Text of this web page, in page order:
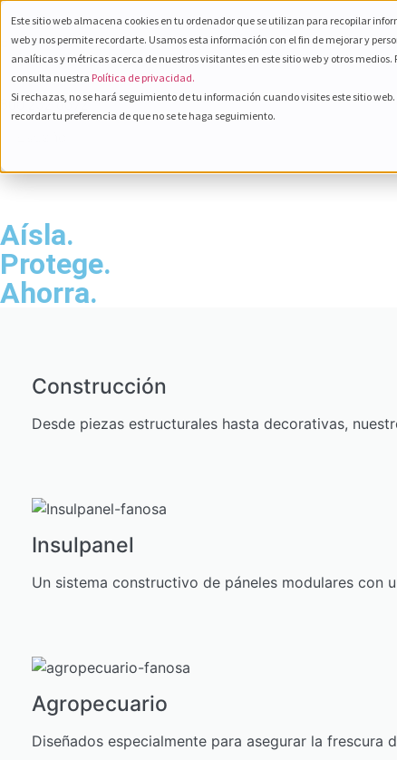
Este sitio web almacena cookies en tu ordenador que se utilizan para recopilar
web y nos permite recordarte. Usamos esta información con el fin de mejorar y
analíticas y métricas acerca de nuestros visitantes en este sitio web y otros medios.
consulta nuestra Política de privacidad.
Si rechazas, no se hará seguimiento de tu información cuando visites este sitio
recordar tu preferencia de que no se te haga seguimiento.
800 232 6672
Aísla.
Protege.
Ahorra.
Construcción
Desde piezas estructurales hasta decorativas,
Insulpanel
Un sistema constructivo de páneles modulares con
Agropecuario
Diseñados especialmente para asegurar la frescura